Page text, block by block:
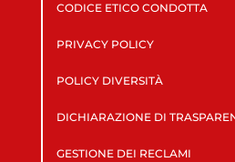
CODICE ETICO CONDOTTA
PRIVACY POLICY
POLICY DIVERSITÀ
DICHIARAZIONE DI
GESTIONE DEI RECLAMI